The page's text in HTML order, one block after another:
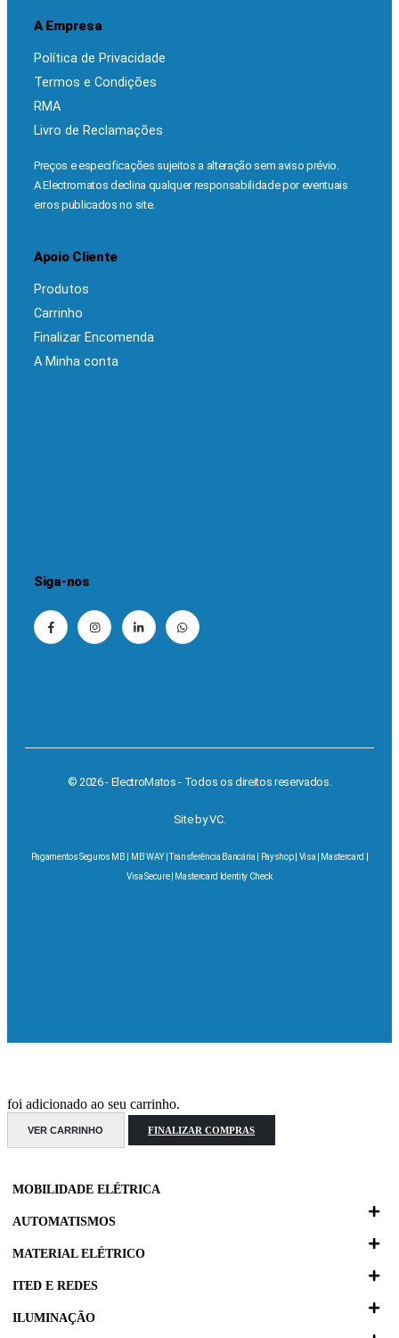
A Empresa
Política de Privacidade
Termos e Condições
RMA
Livro de Reclamações
Preços e especificações sujeitos a alteração sem aviso prévio.
A Electromatos declina qualquer responsabilidade por eventuais
erros publicados no site.
Apoio Cliente
Produtos
Carrinho
Finalizar Encomenda
A Minha conta
Siga-nos
© 2026 - ElectroMatos - Todos os direitos reservados.
Site by VC.
Pagamentos Seguros MB | MB WAY | Transferência Bancária | Payshop | Visa | Mastercard |
Visa Secure | Mastercard Identity Check
foi adicionado ao seu carrinho.
VER CARRINHO FINALIZAR COMPRAS
MOBILIDADE ELÉTRICA
AUTOMATISMOS
MATERIAL ELÉTRICO
ITED E REDES
ILUMINAÇÃO